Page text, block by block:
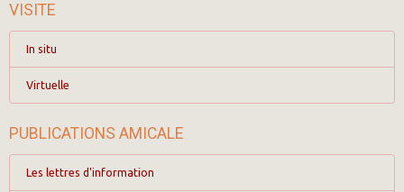
VISITE
In situ
Virtuelle
PUBLICATIONS AMICALE
Les lettres d'information